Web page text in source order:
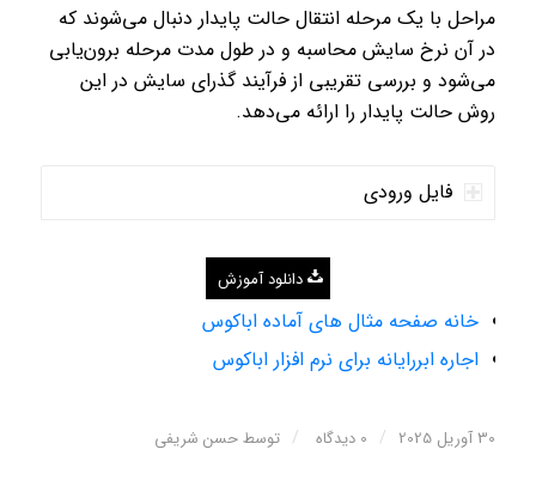
مراحل با یک مرحله انتقال حالت پایدار دنبال می‌شوند که
در آن نرخ سایش محاسبه و در طول مدت مرحله برون‌یابی
می‌شود و بررسی تقریبی از فرآیند گذرای سایش در این
روش حالت پایدار را ارائه می‌دهد.
فایل ورودی
دانلود آموزش
خانه صفحه مثال های آماده اباکوس
اجاره ابررایانه برای نرم افزار اباکوس
30 آوریل 2025 / 0 دیدگاه / توسطحسن شریفی